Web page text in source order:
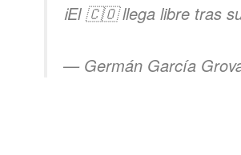
ℹ️El 🇨🇴 llega libre tras
— Germán García